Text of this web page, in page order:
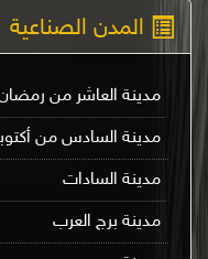
المدن الصناعية
مدينة العاشر من
مدينة السادس من
مدينة السادات
مدينة برج العرب